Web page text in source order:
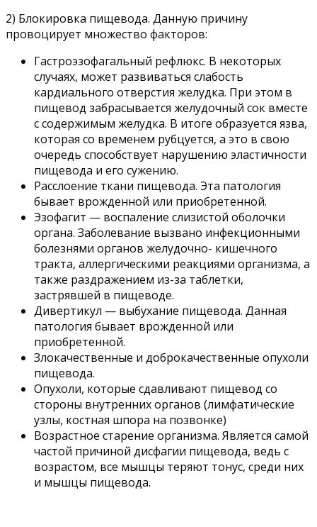
2) Блокировка пищевода. Данную причину
провоцирует множество факторов:
Гастроэзофагальный рефлюкс. В некоторых
случаях, может развиваться слабость
кардиального отверстия желудка. При этом в
пищевод забрасывается желудочный сок вместе
с содержимым желудка. В итоге образуется язва,
которая со временем рубцуется, а это в свою
очередь способствует нарушению эластичности
пищевода и его сужению.
Расслоение ткани пищевода. Эта патология
бывает врожденной или приобретенной.
Эзофагит — воспаление слизистой оболочки
органа. Заболевание вызвано инфекционными
болезнями органов желудочно- кишечного
тракта, аллергическими реакциями организма, а
также раздражением из-за таблетки,
застрявшей в пищеводе.
Дивертикул — выбухание пищевода. Данная
патология бывает врожденной или
приобретенной.
Злокачественные и доброкачественные опухоли
пищевода.
Опухоли, которые сдавливают пищевод со
стороны внутренних органов (лимфатические
узлы, костная шпора на позвонке)
Возрастное старение организма. Является самой
частой причиной дисфагии пищевода, ведь с
возрастом, все мышцы теряют тонус, среди них
и мышцы пищевода.